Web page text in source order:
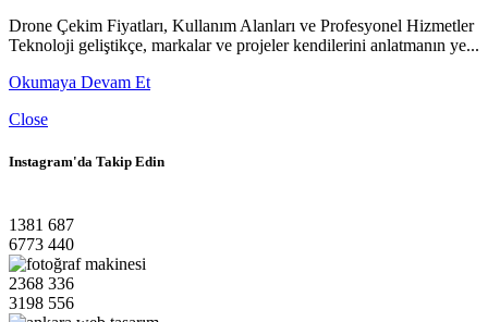
Drone Çekim Fiyatları, Kullanım Alanları ve Profesyonel Hizmetler
Teknoloji geliştikçe, markalar ve projeler kendilerini anlatmanın ye...
Okumaya Devam Et
Close
Instagram'da Takip Edin
1381 687
6773 440
2368 336
3198 556